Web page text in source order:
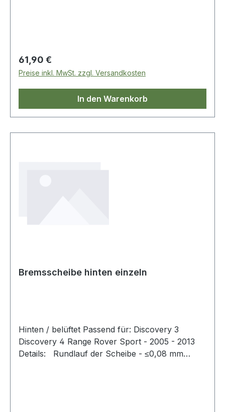
Regulärer Preis:
61,90 €
Preise inkl. MwSt. zzgl. Versandkosten
In den Warenkorb
Bremsscheibe hinten einzeln
Hinten / belüftet Passend für: Discovery 3
Discovery 4 Range Rover Sport - 2005 - 2013
Details: Rundlauf der Scheibe - ≤0,08 mm